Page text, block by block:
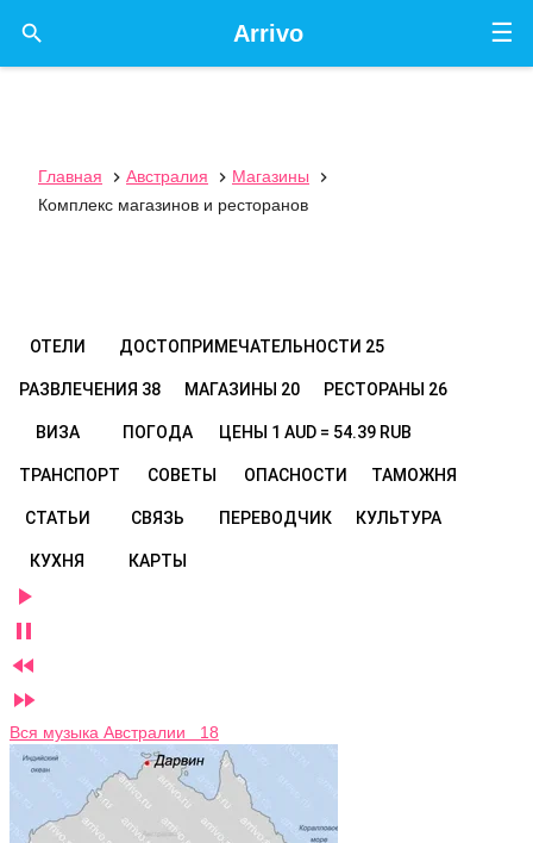
☰
Arrivo

Главная  Австралия  Магазины

Комплекс магазинов и ресторанов
ОТЕЛИ ДОСТОПРИМЕЧАТЕЛЬНОСТИ 25
РАЗВЛЕЧЕНИЯ 38 МАГАЗИНЫ 20 РЕСТОРАНЫ 26
ВИЗА ПОГОДА ЦЕНЫ 1 AUD = 54.39 RUB
ТРАНСПОРТ СОВЕТЫ ОПАСНОСТИ ТАМОЖНЯ
СТАТЬИ СВЯЗЬ ПЕРЕВОДЧИК КУЛЬТУРА
КУХНЯ КАРТЫ




Вся музыка Австралии 18